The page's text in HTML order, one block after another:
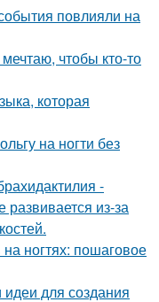
повлияли на
чтобы кто-то
которая
на ногти без
-
развивается из-за
ногтях: пошаговое
для создания